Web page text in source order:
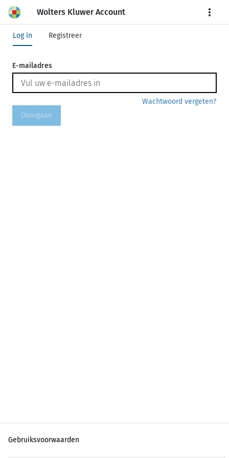
Wolters Kluwer Account More
Log in Registreer
E-mailadres
Wachtwoord vergeten?
Doorgaan
Gebruiksvoorwaarden